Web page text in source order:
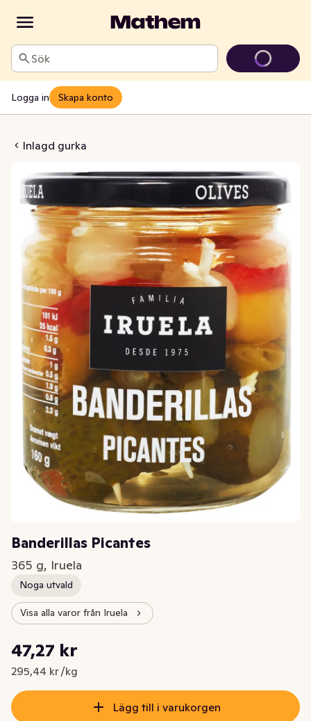
Sök
Logga in Skapa konto
Inlagd gurka
Picantes
Banderillas Picantes
365 g, Iruela
Noga utvald
Visa alla varor från Iruela
Nuvarande pris är: 47,27 kr
47,27 kr
295,44 kr /kg
Styckpris: 295,44 kr /kg
Lägg till i varukorgen